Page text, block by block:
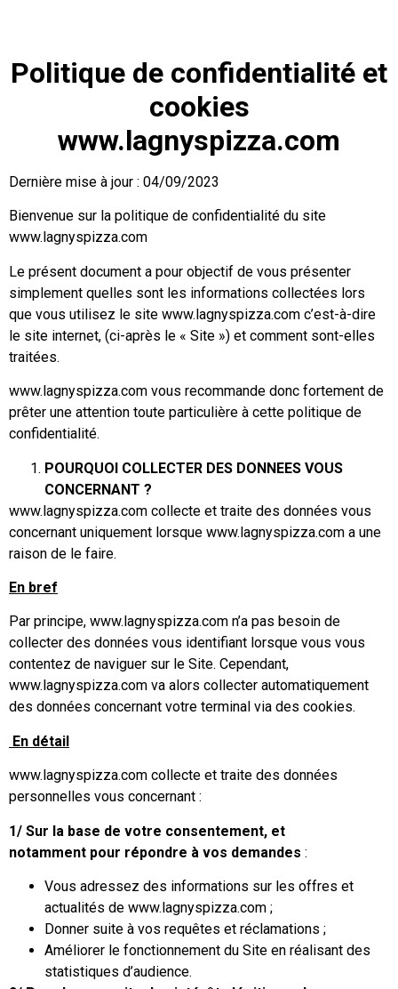
Politique de confidentialité et
cookies
www.lagnyspizza.com
Dernière mise à jour : 04/09/2023
Bienvenue sur la politique de confidentialité du site
www.lagnyspizza.com
Le présent document a pour objectif de vous présenter
simplement quelles sont les informations collectées lors
que vous utilisez le site www.lagnyspizza.com c’est-à-dire
le site internet, (ci-après le « Site ») et comment sont-elles
traitées.
www.lagnyspizza.com vous recommande donc fortement de
prêter une attention toute particulière à cette politique de
confidentialité.
POURQUOI COLLECTER DES DONNEES VOUS
CONCERNANT ?
www.lagnyspizza.com collecte et traite des données vous
concernant uniquement lorsque www.lagnyspizza.com a une
raison de le faire.
En bref
Par principe, www.lagnyspizza.com n’a pas besoin de
collecter des données vous identifiant lorsque vous vous
contentez de naviguer sur le Site. Cependant,
www.lagnyspizza.com va alors collecter automatiquement
des données concernant votre terminal via des cookies.
En détail
www.lagnyspizza.com collecte et traite des données
personnelles vous concernant :
1/ Sur la base de votre consentement, et
notamment pour répondre à vos demandes :
Vous adressez des informations sur les offres et
actualités de www.lagnyspizza.com ;
Donner suite à vos requêtes et réclamations ;
Améliorer le fonctionnement du Site en réalisant des
statistiques d’audience.